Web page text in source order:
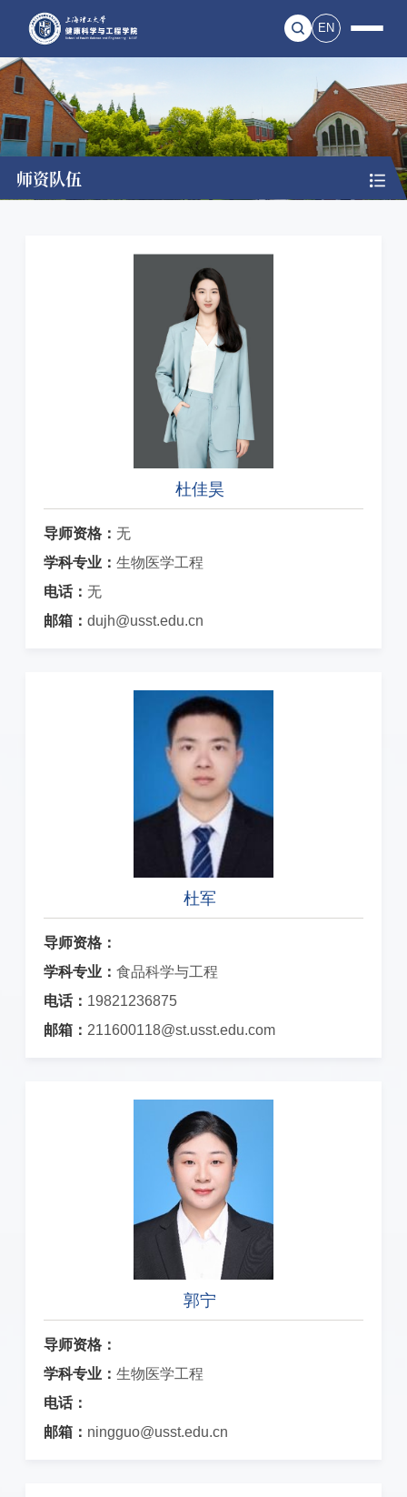
EN
师资队伍
杜佳昊
导师资格： 无
学科专业： 生物医学工程
电话： 无
邮箱： dujh@usst.edu.cn
杜军
导师资格：
学科专业： 食品科学与工程
电话： 19821236875
邮箱： 211600118@st.usst.edu.com
郭宁
导师资格：
学科专业： 生物医学工程
电话：
邮箱： ningguo@usst.edu.cn